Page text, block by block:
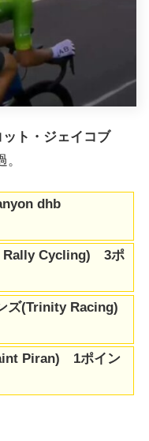
ット・ジェイコブ
dhb
Rally Cycling) 3ポ
ズ(Trinity Racing)
Piran) 1ポイン